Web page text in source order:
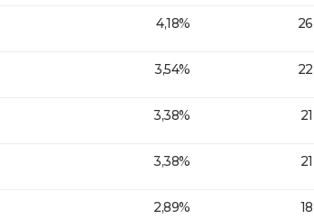
4,18% 26
3,54% 22
3,38% 21
3,38% 21
2,89% 18